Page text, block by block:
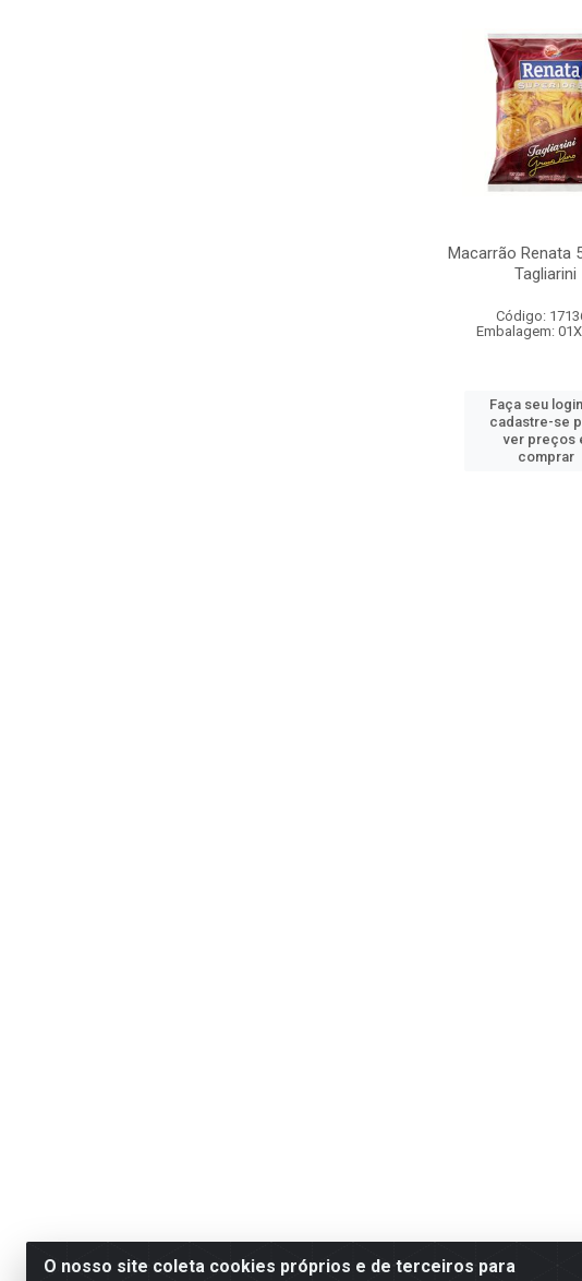
Macarrão Renata
Tagliarini
Código:
Embalagem:
Faça seu
cadastre-se
ver preços
comprar
O nosso site coleta cookies próprios e de terceiros para